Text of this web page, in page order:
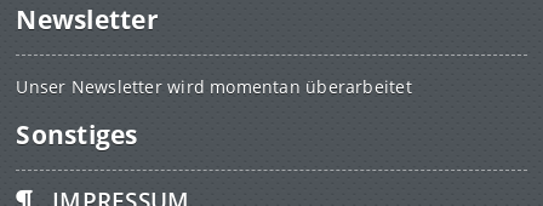
Newsletter
Unser Newsletter wird momentan überarbeitet
Sonstiges